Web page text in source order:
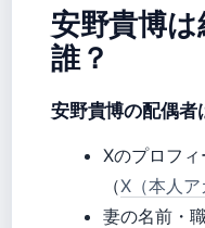
安野貴博
誰？
安野貴博の配偶者
Xのプロフ
（X（本人ア
妻の名前・